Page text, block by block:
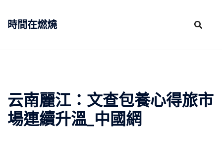
時間在燃燒
云南麗江：文查包養心得旅市
場連續升溫_中國網